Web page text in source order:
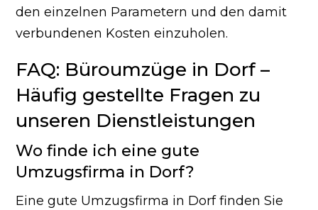
den einzelnen Parametern und den damit
verbundenen Kosten einzuholen.
FAQ: Büroumzüge in Dorf –
Häufig gestellte Fragen zu
unseren Dienstleistungen
Wo finde ich eine gute
Umzugsfirma in Dorf?
Eine gute Umzugsfirma in Dorf finden Sie